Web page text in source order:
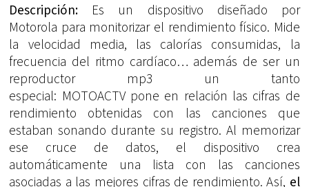
Descripción: Es un dispositivo diseñado por
Motorola para monitorizar el rendimiento físico. Mide
la velocidad media, las calorías consumidas, la
frecuencia del ritmo cardíaco… además de ser un
reproductor mp3 un tanto
especial: MOTOACTV pone en relación las cifras de
rendimiento obtenidas con las canciones que
estaban sonando durante su registro. Al memorizar
ese cruce de datos, el dispositivo crea
automáticamente una lista con las canciones
asociadas a las mejores cifras de rendimiento. Así, el